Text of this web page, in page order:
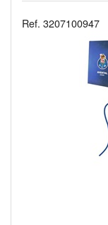
Ref. 3207100947